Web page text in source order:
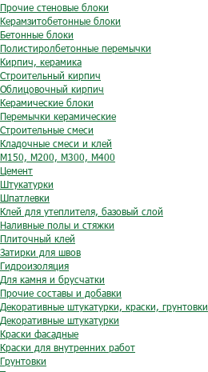
Прочие стеновые блоки
Керамзитобетонные блоки
Бетонные блоки
Полистиролбетонные перемычки
Кирпич, керамика
Строительный кирпич
Облицовочный кирпич
Керамические блоки
Перемычки керамические
Строительные смеси
Кладочные смеси и клей
М150, М200, М300, М400
Цемент
Штукатурки
Шпатлевки
Клей для утеплителя, базовый слой
Наливные полы и стяжки
Плиточный клей
Затирки для швов
Гидроизоляция
Для камня и брусчатки
Прочие составы и добавки
Декоративные штукатурки, краски, грунтовки
Декоративные штукатурки
Краски фасадные
Краски для внутренних работ
Грунтовки